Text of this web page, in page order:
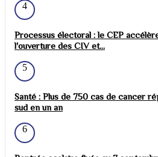
4
Processus électoral : le CEP
l'ouverture des CIV et...
5
Santé : Plus de 750 cas de cancer
sud en un an
6